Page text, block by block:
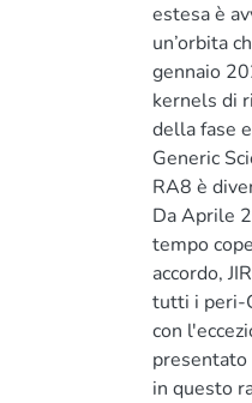
estesa è
un’orbita
gennaio
kernels di
della fase
Generic
RA8 è
Da Aprile
tempo
accordo,
tutti i peri-
con
in questo